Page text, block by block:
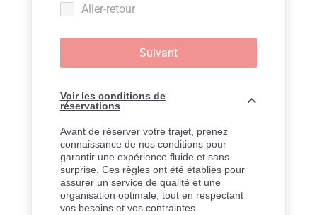
Aller-retour
Suivant
Voir les conditions de
réservations
Avant de réserver votre trajet, prenez
connaissance de nos conditions pour
garantir une expérience fluide et sans
surprise. Ces règles ont été établies pour
assurer un service de qualité et une
organisation optimale, tout en respectant
vos besoins et vos contraintes.